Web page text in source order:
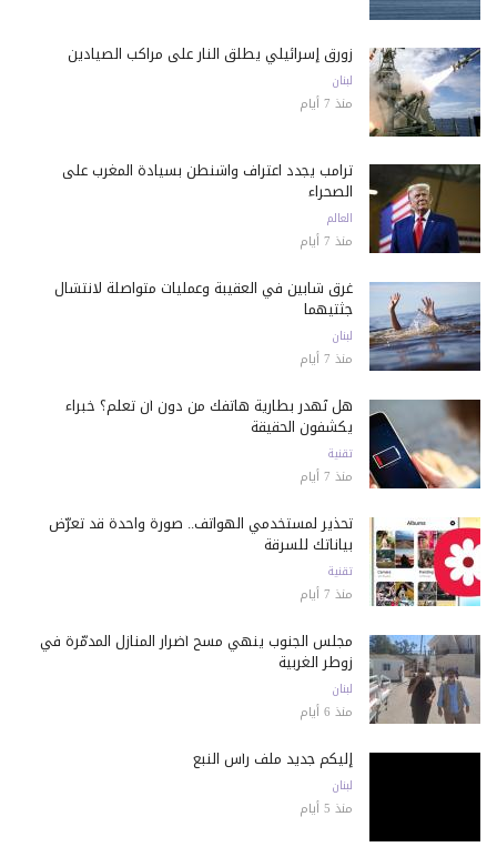
زورق إسرائيلي يطلق النار على مراكب الصيادين
لبنان
منذ 7 أيام
ترامب يجدد اعتراف واشنطن بسيادة المغرب على
الصحراء
العالم
منذ 7 أيام
غرق شابين في العقيبة وعمليات متواصلة لانتشال
جثتيهما
لبنان
منذ 7 أيام
هل تُهدر بطارية هاتفك من دون أن تعلم؟ خبراء
يكشفون الحقيقة
تقنية
منذ 7 أيام
تحذير لمستخدمي الهواتف.. صورة واحدة قد تعرّض
بياناتك للسرقة
تقنية
منذ 7 أيام
مجلس الجنوب ينهي مسح أضرار المنازل المدمّرة في
زوطر الغربية
لبنان
منذ 6 أيام
إليكم جديد ملف رأس النبع
لبنان
منذ 5 أيام